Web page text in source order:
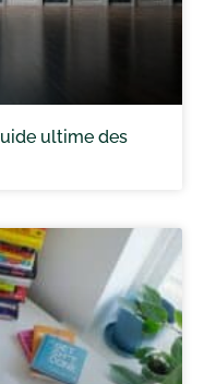
ultime des